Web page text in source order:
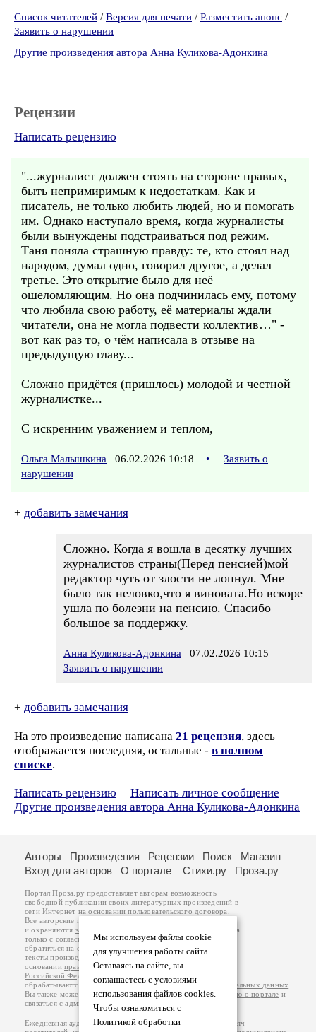
Список читателей / Версия для печати / Разместить анонс /
Заявить о нарушении
Другие произведения автора Анна Куликова-Адонкина
Рецензии
Написать рецензию
"...журналист должен стоять на стороне правых,
быть непримиримым к недостаткам. Как и
писатель, не только любить людей, но и помогать
им. Однако наступало время, когда журналисты
были вынуждены подстраиваться под режим.
Таня поняла страшную правду: те, кто стоял над
народом, думал одно, говорил другое, а делал
третье. Это открытие было для неё
ошеломляющим. Но она подчинилась ему, потому
что любила свою работу, её материалы ждали
читатели, она не могла подвести коллектив…" -
вот как раз то, о чём написала в отзыве на
предыдущую главу...
Сложно придётся (пришлось) молодой и честной
журналистке...
С искренним уважением и теплом,
Ольга Малышкина 06.02.2026 10:18 •
Заявить о
нарушении
+ добавить замечания
Сложно. Когда я вошла в десятку лучших
журналистов страны(Перед пенсией)мой
редактор чуть от злости не лопнул. Мне
было так неловко,что я виновата.Но вскоре
ушла по болезни на пенсию. Спасибо
большое за поддержку.
Анна Куликова-Адонкина 07.02.2026 10:15
Заявить о нарушении
+ добавить замечания
На это произведение написана 21 рецензия, здесь
отображается последняя, остальные - в полном
списке.
Написать рецензию
Написать личное сообщение
Другие произведения автора Анна Куликова-Адонкина
Мы используем файлы cookie
для улучшения работы сайта.
Оставаясь на сайте, вы
соглашаетесь с условиями
использования файлов cookies.
Чтобы ознакомиться с
Политикой обработки
Авторы Произведения Рецензии Поиск
Магазин
Вход для авторов
О портале Стихи.ру Проза.ру
Портал Проза.ру предоставляет авторам возможность
свободной публикации своих литературных произведений в
сети Интернет на основаниипользовательского договора
Все авторские права на произведения принадлежат авторам
и охраняются законом
. Перепечатка произведений возможна
только с согласия его автора, к которому вы можете
обратиться на его авторской странице. Ответственность за
тексты произведений авторы несут самостоятельно на
основанииправил публикацииизаконодательства
Российской Федерации
обрабатываются на основанииПолитики обработки персональных данных
Вы также можете посмотреть более подробнуюинформацию о портале и
связаться с администрацией
Ежедневная аудитория портала Проза.ру – порядка 100 тысяч